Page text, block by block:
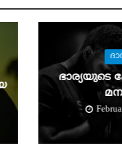
ഭാര്യയുടെ